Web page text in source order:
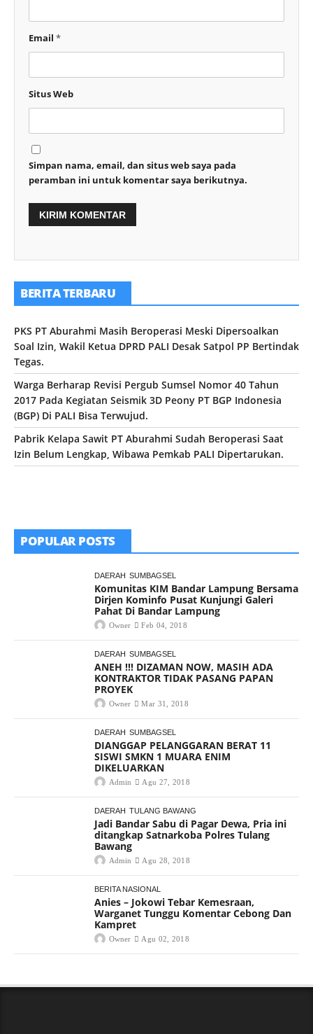
Email *
Situs Web
Simpan nama, email, dan situs web saya pada
peramban ini untuk komentar saya berikutnya.
BERITA TERBARU
PKS PT Aburahmi Masih Beroperasi Meski Dipersoalkan
Soal Izin, Wakil Ketua DPRD PALI Desak Satpol PP Bertindak
Tegas.
Warga Berharap Revisi Pergub Sumsel Nomor 40 Tahun
2017 Pada Kegiatan Seismik 3D Peony PT BGP Indonesia
(BGP) Di PALI Bisa Terwujud.
Pabrik Kelapa Sawit PT Aburahmi Sudah Beroperasi Saat
Izin Belum Lengkap, Wibawa Pemkab PALI Dipertarukan.
POPULAR POSTS
DAERAH SUMBAGSEL
Komunitas KIM Bandar Lampung Bersama
Dirjen Kominfo Pusat Kunjungi Galeri
Pahat Di Bandar Lampung
Owner Feb 04, 2018
DAERAH SUMBAGSEL
ANEH !!! DIZAMAN NOW, MASIH ADA
KONTRAKTOR TIDAK PASANG PAPAN
PROYEK
Owner Mar 31, 2018
DAERAH SUMBAGSEL
DIANGGAP PELANGGARAN BERAT 11
SISWI SMKN 1 MUARA ENIM
DIKELUARKAN
Admin Agu 27, 2018
DAERAH TULANG BAWANG
Jadi Bandar Sabu di Pagar Dewa, Pria ini
ditangkap Satnarkoba Polres Tulang
Bawang
Admin Agu 28, 2018
BERITA NASIONAL
Anies – Jokowi Tebar Kemesraan,
Warganet Tunggu Komentar Cebong Dan
Kampret
Owner Agu 02, 2018